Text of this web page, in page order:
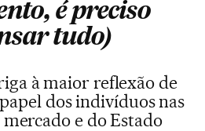
é preciso
tudo)
à maior reflexão de
dos indivíduos nas
e do Estado